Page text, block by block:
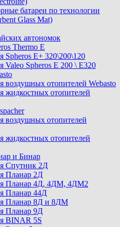
батареи по технологии
Glass Mat)
автономок
Thermo E
Spheros E+ 320\200\120
Valeo Spheros E 200 \ E320
воздушных отопителей Webasto
жидкостных отопителей
воздушных отопителей
жидкостных отопителей
и Бинар
Спутник 2Д
Планар 2Д
Планар 4Д, 4ДМ, 4ДМ2
Планар 44Д
Планар 8Д и 8ДМ
Планар 9Д
BINAR 5S